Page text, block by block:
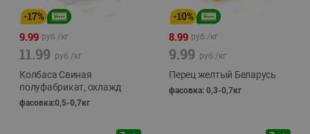
-17%
9.99 руб./кг
11.99 руб./кг
Колбаса Свиная
полуфабрикат, охлажд
фасовка:0,5-0,7кг
-10%
8.99 руб./кг
9.99 руб./кг
Перец желтый Беларусь
фасовка: 0,3-0,7кг